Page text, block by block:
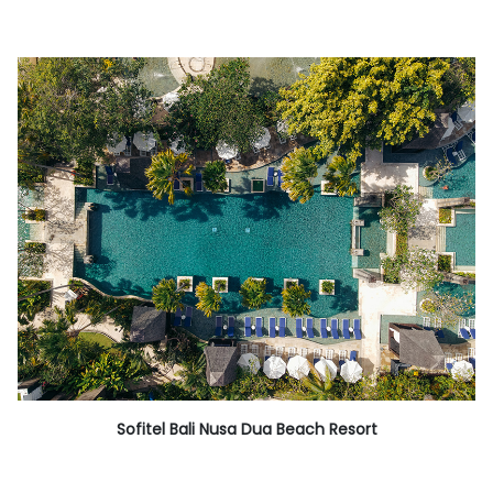
Sofitel Bali Nusa Dua Beach Resort